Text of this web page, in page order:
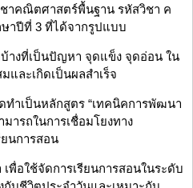
ชาคณิตศาสตร์พื้นฐาน รหัสวิชา ค
าปีที่ 3 ที่ได้จากรูปแบบ
บ้างที่เป็นปัญหา จุดแข็ง จุดอ่อน ใน
และเกิดเป็นผลสำเร็จ
ทำเป็นหลักสูตร “เทคนิคการพัฒนา
ารถในการเชื่อมโยงทาง
นการสอน
เพื่อใช้จัดการเรียนการสอนในระดับ